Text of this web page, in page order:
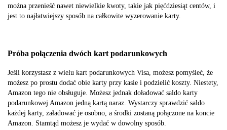
można przenieść nawet niewielkie kwoty, takie jak pięćdziesiąt centów, i
jest to najłatwiejszy sposób na całkowite wyzerowanie karty.
Próba połączenia dwóch kart podarunkowych
Jeśli korzystasz z wielu kart podarunkowych Visa, możesz pomyśleć, że
możesz po prostu dodać obie karty przy kasie i podzielić koszty. Niestety,
Amazon tego nie obsługuje. Możesz jednak doładować saldo karty
podarunkowej Amazon jedną kartą naraz. Wystarczy sprawdzić saldo
każdej karty, załadować je osobno, a środki zostaną połączone na koncie
Amazon. Stamtąd możesz je wydać w dowolny sposób.